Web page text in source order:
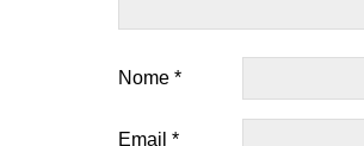
Nome *
Email *